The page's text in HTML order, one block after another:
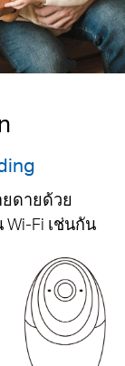
ดายด้วย
Fi เช่นกัน